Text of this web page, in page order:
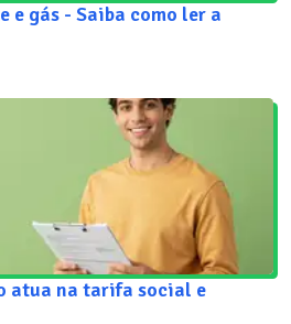
e gás - Saiba como ler a
atua na tarifa social e